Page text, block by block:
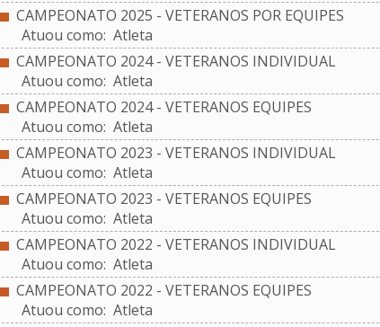
CAMPEONATO 2025 - VETERANOS POR EQUIPES
Atuou como: Atleta
CAMPEONATO 2024 - VETERANOS INDIVIDUAL
Atuou como: Atleta
CAMPEONATO 2024 - VETERANOS EQUIPES
Atuou como: Atleta
CAMPEONATO 2023 - VETERANOS INDIVIDUAL
Atuou como: Atleta
CAMPEONATO 2023 - VETERANOS EQUIPES
Atuou como: Atleta
CAMPEONATO 2022 - VETERANOS INDIVIDUAL
Atuou como: Atleta
CAMPEONATO 2022 - VETERANOS EQUIPES
Atuou como: Atleta